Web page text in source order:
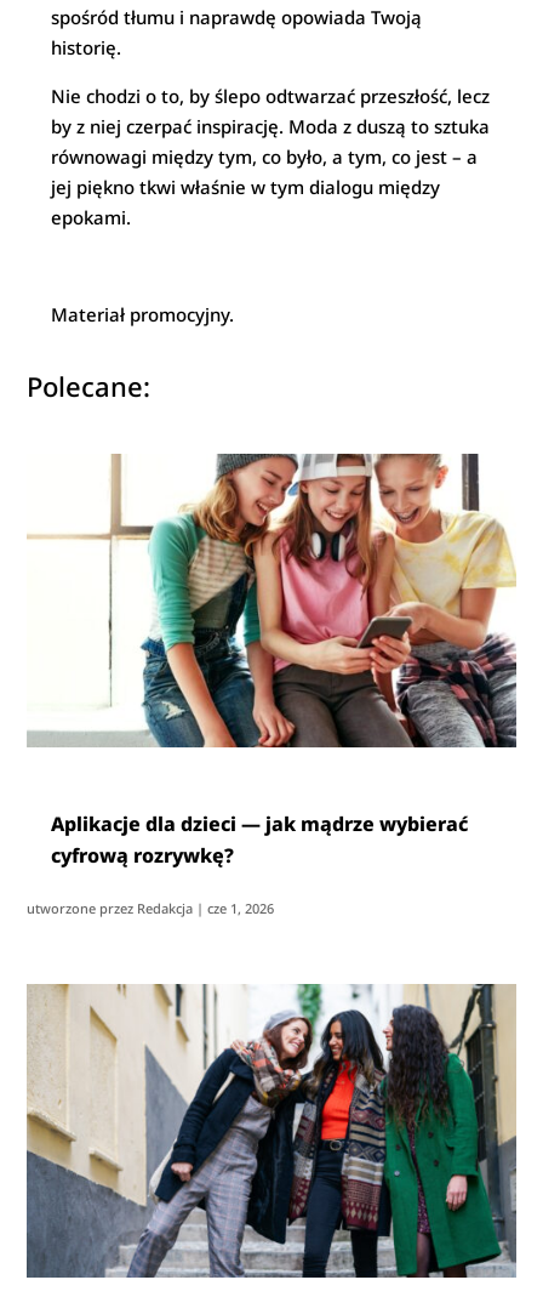
spośród tłumu i naprawdę opowiada Twoją
historię.
Nie chodzi o to, by ślepo odtwarzać przeszłość, lecz
by z niej czerpać inspirację. Moda z duszą to sztuka
równowagi między tym, co było, a tym, co jest – a
jej piękno tkwi właśnie w tym dialogu między
epokami.
Materiał promocyjny.
Polecane:
Aplikacje dla dzieci — jak mądrze wybierać
cyfrową rozrywkę?
utworzone przez Redakcja |cze 1, 2026